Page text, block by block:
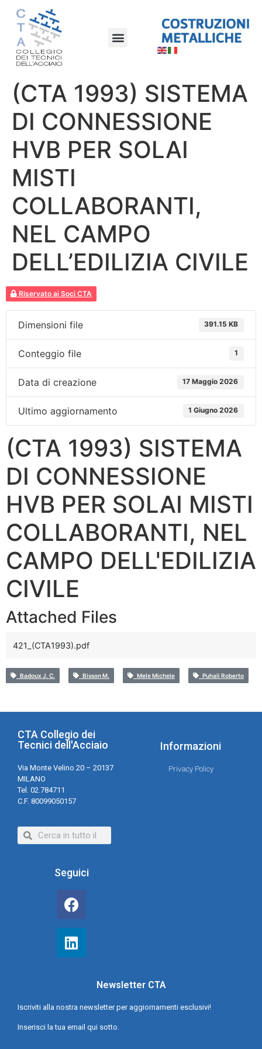
(CTA 1993) SISTEMA
DI CONNESSIONE
HVB PER SOLAI
MISTI
COLLABORANTI,
NEL CAMPO
DELL’EDILIZIA CIVILE
Riservato ai Soci CTA
Dimensioni file 391.15 KB
Conteggio file 1
Data di creazione 17 Maggio 2026
Ultimo aggiornamento 1 Giugno 2026
(CTA 1993) SISTEMA
DI CONNESSIONE
HVB PER SOLAI MISTI
COLLABORANTI, NEL
CAMPO DELL'EDILIZIA
CIVILE
Attached Files
421_(CTA1993).pdf
Badoux J. C. Bisson M. Mele Michele Puhali Roberto
CTA Collegio dei
Tecnici dell'Acciaio
Via Monte Velino 20 – 20137
MILANO
Tel. 02.784711
C.F. 80099050157
Informazioni
Privacy Policy
Seguici
Newsletter CTA
Iscriviti alla nostra newsletter per aggiornamenti esclusivi!
Inserisci la tua email qui sotto.